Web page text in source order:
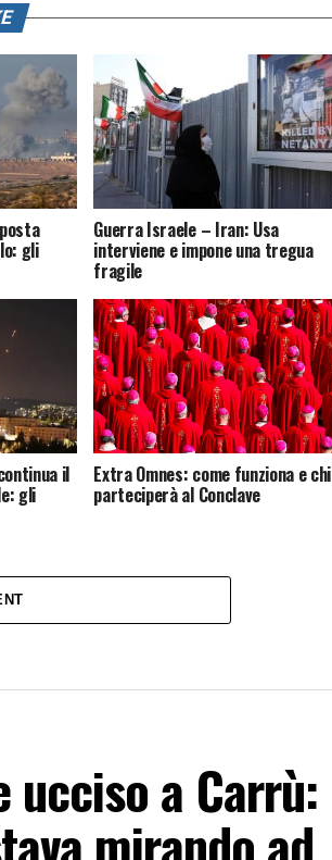
gli
Guerra Israele – Iran: Usa
interviene e impone una tregua
fragile
il
gli
Extra Omnes: come funziona e chi
parteciperà al Conclave
a Carrù:
mirando ad